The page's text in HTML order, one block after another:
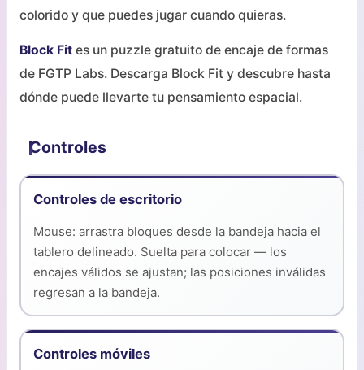
colorido y que puedes jugar cuando quieras.
Block Fit es un puzzle gratuito de encaje de formas
de FGTP Labs. Descarga Block Fit y descubre hasta
dónde puede llevarte tu pensamiento espacial.
Controles
Controles de escritorio
Mouse: arrastra bloques desde la bandeja hacia el
tablero delineado. Suelta para colocar — los
encajes válidos se ajustan; las posiciones inválidas
regresan a la bandeja.
Controles móviles